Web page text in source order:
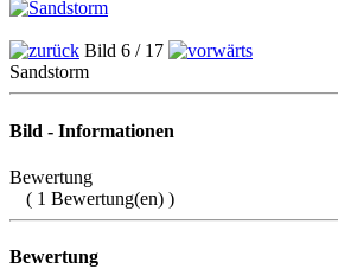
Bild 6 / 17
Sandstorm
Bild - Informationen
Bewertung
( 1 Bewertung(en) )
Bewertung